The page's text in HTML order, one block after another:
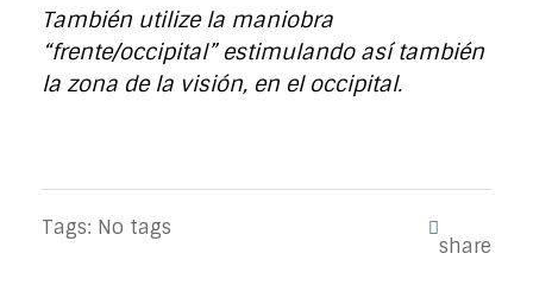
También utilize la maniobra
“frente/occipital” estimulando así también
la zona de la visión, en el occipital.
Tags: No tags